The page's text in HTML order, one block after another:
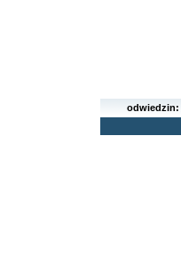
odwiedzin: